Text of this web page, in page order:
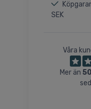
38
SEK
Våra
Mer än